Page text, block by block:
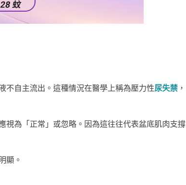
不自主流出。這種情況在醫學上稱為壓力性尿失禁，
視為「正常」或忽略。因為這往往代表盆底肌肉支撐
顯。